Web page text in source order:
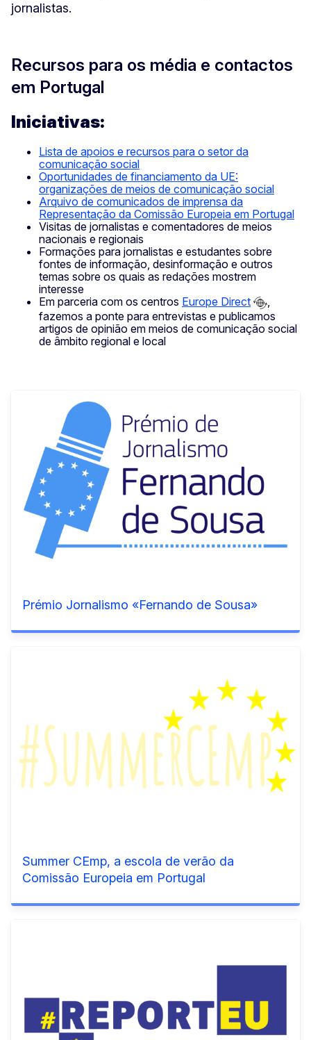
jornalistas.
Recursos para os média e contactos
em Portugal
Iniciativas:
Lista de apoios e recursos para o setor da
comunicação social
Oportunidades de financiamento da UE:
organizações de meios de comunicação social
Arquivo de comunicados de imprensa da
Representação da Comissão Europeia em Portugal
Visitas de jornalistas e comentadores de meios
nacionais e regionais
Formações para jornalistas e estudantes sobre
fontes de informação, desinformação e outros
temas sobre os quais as redações mostrem
interesse
Em parceria com os centros Europe Direct
,
fazemos a ponte para entrevistas e publicamos
artigos de opinião em meios de comunicação social
de âmbito regional e local
Prémio Jornalismo «Fernando de Sousa»
Summer CEmp, a escola de verão da
Comissão Europeia em Portugal